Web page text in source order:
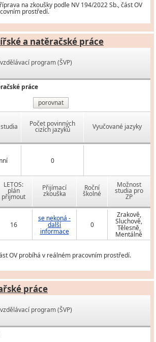
na zkoušky podle NV 194/2022 Sb., část OV
prostředí.
a natěračské práce
program (ŠVP)
práce
porovnat
Počet povinných
cizích jazyků Vyučované jazyky
0
LETOS:
plán
přijmout
Přijímací
zkouška
Roční
školné
Možnost
studia pro
ZP
16
se nekoná -
další
informace
0
Zrakově,
Sluchově,
Tělesně,
Mentálně
OV probíhá v reálném pracovním prostředí.
práce
program (ŠVP)